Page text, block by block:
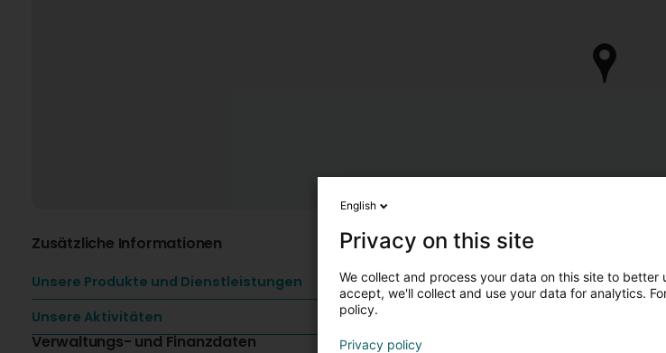
Zusätzliche Informationen
Unsere Produkte und Dienstleistungen
Unsere Aktivitäten
Verwaltungs- und Finanzdaten
English
Privacy on this site
We collect and process your data on this site to better
accept, we'll collect and use your data for analytics.
policy.
Privacy policy